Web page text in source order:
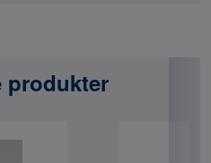
produkter